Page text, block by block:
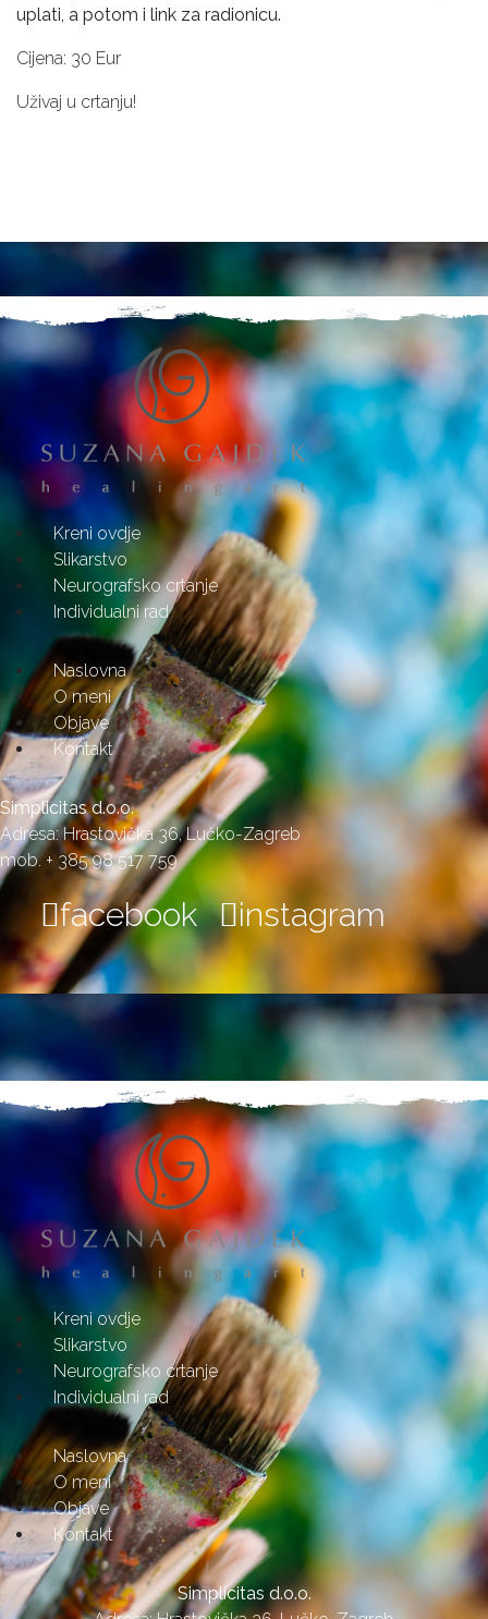
uplati, a potom i link za radionicu.
Cijena: 30 Eur
Uživaj u crtanju!
Kreni ovdje
Slikarstvo
Neurografsko crtanje
Individualni rad
Naslovna
O meni
Objave
Kontakt
Simplicitas d.o.o.
Adresa: Hrastovička 36, Lučko-Zagreb
mob. + 385 98 517 759
facebook instagram
Kreni ovdje
Slikarstvo
Neurografsko crtanje
Individualni rad
Naslovna
O meni
Objave
Kontakt
Simplicitas d.o.o.